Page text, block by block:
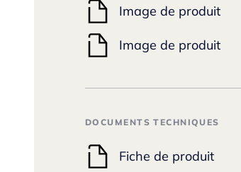
Image de produit
Image de produit
DOCUMENTS TECHNIQUES
Fiche de produit